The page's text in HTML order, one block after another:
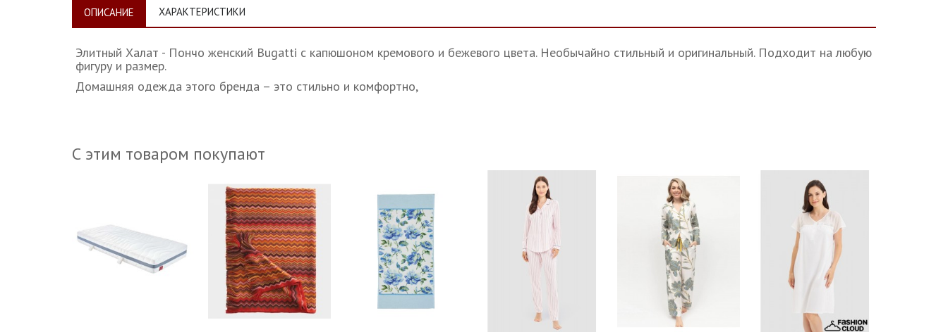
ОПИСАНИЕ ХАРАКТЕРИСТИКИ
Элитный Халат - Пончо женский Bugatti c капюшоном кремового и бежевого цвета. Необычайно стильный и оригинальный. Подходит на любую
фигуру и размер.
Домашняя одежда этого бренда – это стильно и комфортно,
С этим товаром покупают